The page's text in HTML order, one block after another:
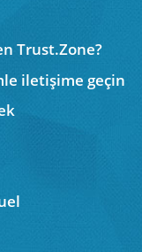
Trust.Zone?
iletişime geçin